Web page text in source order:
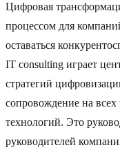
Цифровая
процессом для
оставаться
IT consulting играет
стратегий
сопровождение на
технологий. Это
руководителей